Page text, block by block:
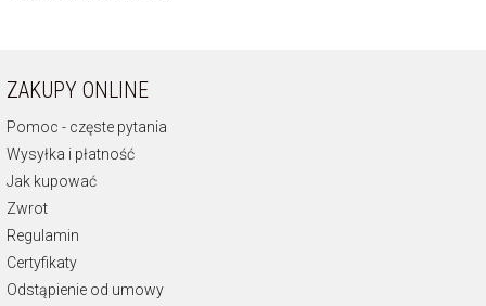
ZAKUPY ONLINE
Pomoc - częste pytania
Wysyłka i płatność
Jak kupować
Zwrot
Regulamin
Certyfikaty
Odstąpienie od umowy